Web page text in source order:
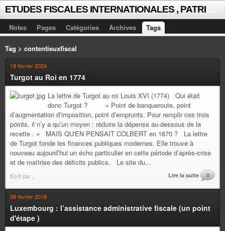
Notes Pages Catégories Archives Tags
Tag > contentieuxfiscal
19 février 2024
Turgot au Roi en 1774
La lettre de Turgot au roi Louis XVI (1774) Qui était
donc Turgot ? « Point de banqueroute, point
d’augmentation d’imposition, point d’emprunts. Pour remplir ces trois
points, il n’y a qu’un moyen : réduire la dépense au-dessous de la
recette . » MAIS QU'EN PENSAIT COLBERT en 1670 ? La lettre
de Turgot fonde les finances publiques modernes. Elle trouve à
nouveau aujourd’hui un écho particulier en cette période d’après-crise
et de maîtrise des déficits publics. Le site du...
Écrit par Lire la suite 0
28 février 2018
Luxembourg : l’assistance administrative fiscale (un point
d'étape )